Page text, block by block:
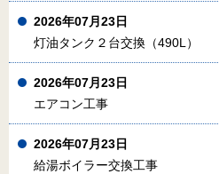
2026年07月23日
灯油タンク２台交換（490L）
2026年07月23日
エアコン工事
2026年07月23日
給湯ボイラー交換工事